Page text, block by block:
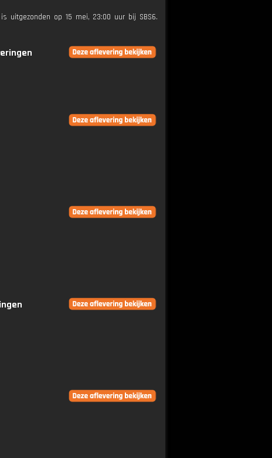
uitgezonden op 15 mei, 23:00 uur bij SBS6.